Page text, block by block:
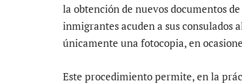
la obtención de nuevos documentos
inmigrantes acuden a sus consulados
únicamente una fotocopia, en
Este procedimiento permite, en la